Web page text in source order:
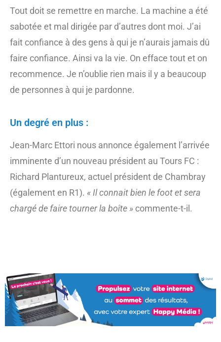
Tout doit se remettre en marche. La machine a été
sabotée et mal dirigée par d’autres dont moi. J’ai
fait confiance à des gens à qui je n’aurais jamais dû
faire confiance. Ainsi va la vie. On efface tout et on
recommence. Je n’oublie rien mais il y a beaucoup
de personnes à qui je pardonne.
Un degré en plus :
Jean-Marc Ettori nous annonce également l’arrivée
imminente d’un nouveau président au Tours FC :
Richard Plantureux, actuel président de Chambray
(également en R1). « Il connait bien le foot et sera
chargé de faire tourner la boîte » commente-t-il.